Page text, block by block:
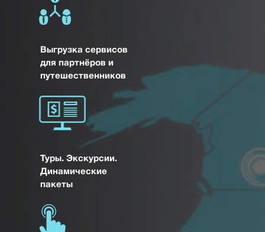
Выгрузка сервисов
для партнёров и
путешественников
Туры. Экскурсии.
Динамические
пакеты